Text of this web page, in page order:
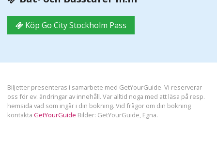
Köp Go City Stockholm Pass
Biljetter presenteras i samarbete med GetYourGuide. Vi reserverar
oss för ev. ändringar av innehåll. Var alltid noga med att läsa på resp.
hemsida vad som ingår i din bokning. Vid frågor om din bokning
kontakta GetYourGuide Bilder: GetYourGuide, Egna.